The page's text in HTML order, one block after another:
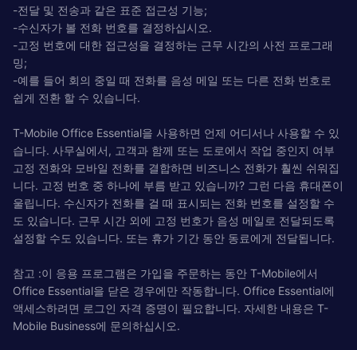
-전달 및 전송과 같은 표준 접근성 기능;
-수신자가 볼 전화 번호를 결정하십시오.
-고정 번호에 대한 접근성을 결정하는 근무 시간의 사전 프로그래
밍;
-예를 들어 회의 중일 때 전화를 음성 메일 또는 다른 전화 번호로
쉽게 전환 할 수 있습니다.
T-Mobile Office Essential을 사용하면 언제 어디서나 사용할 수 있
습니다. 사무실에서, 고객과 함께 또는 도로에서 작업 중인지 여부
고정 전화와 모바일 전화를 결합하면 비즈니스 전화가 훨씬 쉬워집
니다. 고정 번호 중 하나에 부름 받고 있습니까? 그런 다음 휴대폰이
울립니다. 수신자가 전화를 걸 때 표시되는 전화 번호를 설정할 수
도 있습니다. 근무 시간 외에 고정 번호가 음성 메일로 전달되도록
설정할 수도 있습니다. 또는 휴가 기간 동안 동료에게 전달됩니다.
참고 :이 응용 프로그램은 가입을 주문하는 동안 T-Mobile에서
Office Essential을 닫은 경우에만 작동합니다. Office Essential에
액세스하려면 로그인 자격 증명이 필요합니다. 자세한 내용은 T-
Mobile Business에 문의하십시오.